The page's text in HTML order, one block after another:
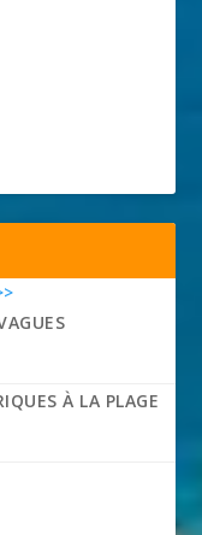
À LA PLAGE